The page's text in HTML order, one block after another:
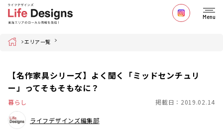
Menu
Home エリア一覧
【名作家具シリーズ】よく聞く「ミッドセンチュリ
ー」ってそもそもなに？
暮らし 掲載日：2019.02.14
ライフデザインズ編集部